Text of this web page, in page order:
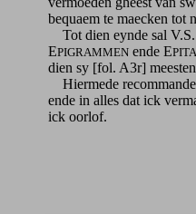
bequaem te maecken tot
Tot dien eynde sal V.S.
EPIGRAMMEN ende E
dien sy [fol. A3r]
Hiermede
ende in alles dat ick
ick oorlof.